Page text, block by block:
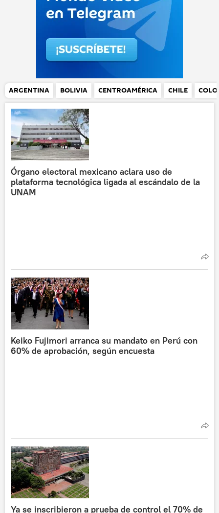
ARGENTINA BOLIVIA CENTROAMÉRICA CHILE
Órgano electoral mexicano aclara uso de
plataforma tecnológica ligada al escándalo de la
UNAM
Keiko Fujimori arranca su mandato en Perú con
60% de aprobación, según encuesta
Ya se inscribieron a prueba de control el 70% de